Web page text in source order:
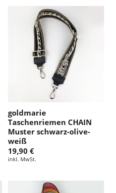
goldmarie
Taschenriemen CHAIN
Muster schwarz-olive-
weiß
19,90 €
inkl. MwSt.